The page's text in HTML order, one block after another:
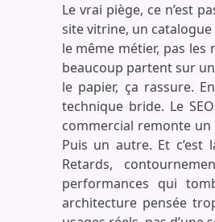
Le vrai piège, ce n’est
site vitrine, un catalogue
le même métier, pas
beaucoup partent sur
le papier, ça rassure.
technique bride. Le
commercial remonte
Puis un autre. Et c’est
Retards,
performances qui
architecture pensée